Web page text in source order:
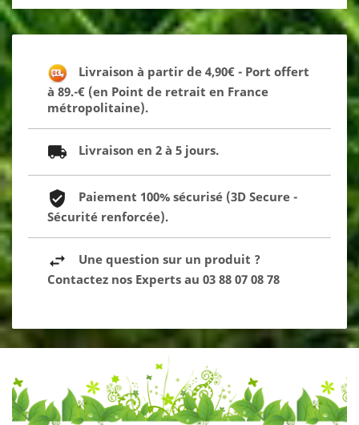
Livraison à partir de 4,90€ - Port offert
à 89.-€ (en Point de retrait en France
métropolitaine).
Livraison en 2 à 5 jours.
Paiement 100% sécurisé (3D Secure -
Sécurité renforcée).
Une question sur un produit ?
Contactez nos Experts au 03 88 07 08 78